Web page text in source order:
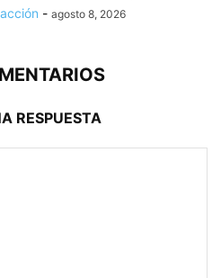
- agosto 8, 2026
RESPUESTA